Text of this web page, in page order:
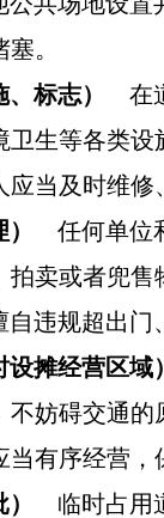
塞。
标志）
在
卫生等各类
应当及时维修
任何单位
拍卖或者兜售
自违规超出门
设摊经营区域
不妨碍交通的
当有序经营，
临时占用